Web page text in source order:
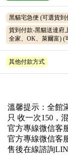
黑貓宅急便 (可選貨到
貨到付款-黑貓送達府
全家、OK、萊爾富) (
其他付款方式
溫馨提示：全館
只 收一次150，
官方專線微信客
官方專線微信客
售後在線諮詢